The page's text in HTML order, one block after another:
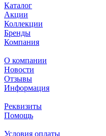
Каталог
Акции
Коллекции
Бренды
Компания
О компании
Новости
Отзывы
Информация
Реквизиты
Помощь
Условия оплаты